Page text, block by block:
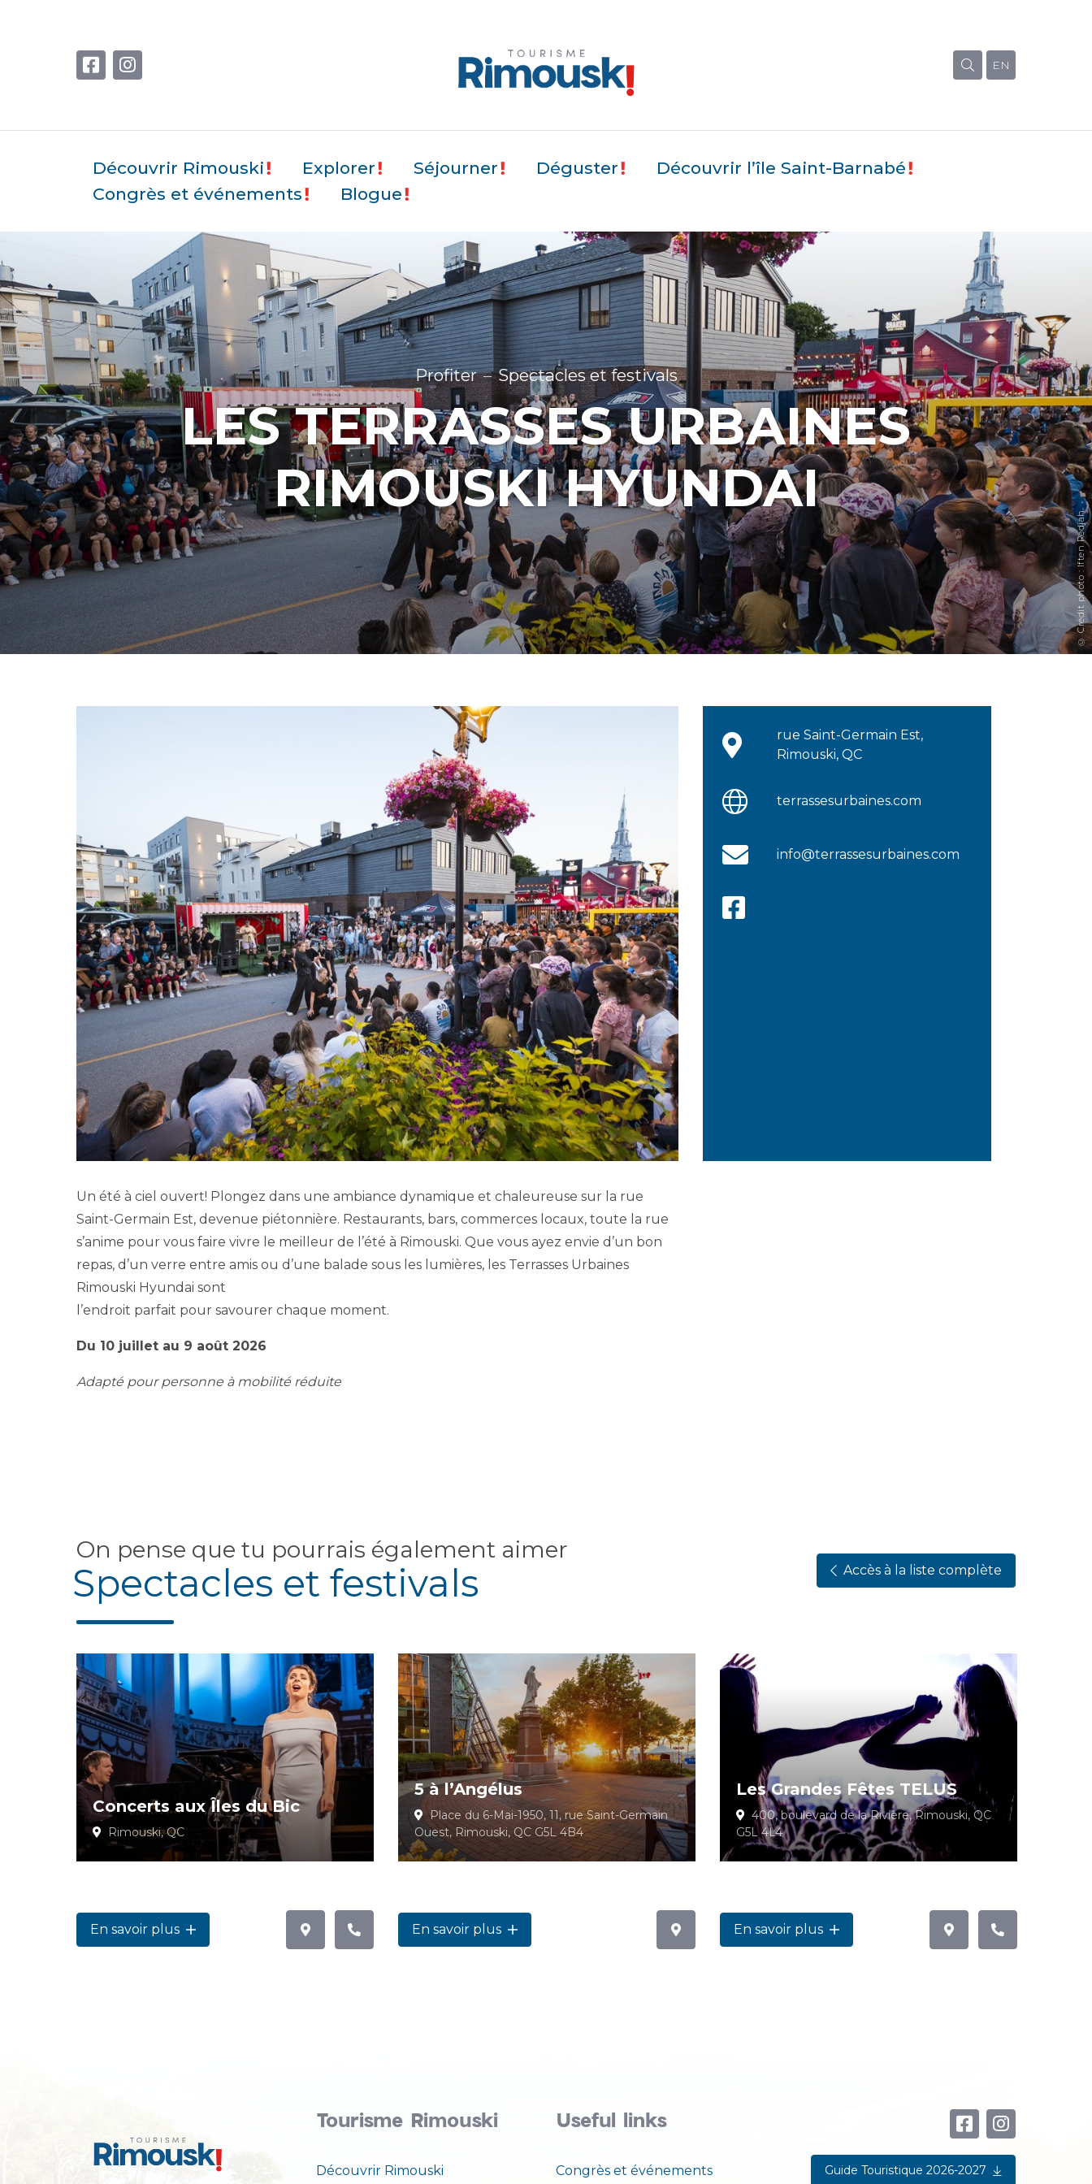
EN
Découvrir Rimouski Explorer Séjourner Déguster
Découvrir l’île Saint-Barnabé
Congrès et événements
Blogue
Profiter Spectacles et festivals
LES TERRASSES URBAINES
RIMOUSKI HYUNDAI
© Crédit photo : Iften Redjah
Un été à ciel ouvert! Plongez dans une ambiance dynamique et chaleureuse sur la rue
Saint-Germain Est, devenue piétonnière. Restaurants, bars, commerces locaux, toute la rue
s’anime pour vous faire vivre le meilleur de l’été à Rimouski. Que vous ayez envie d’un bon
repas, d’un verre entre amis ou d’une balade sous les lumières, les Terrasses Urbaines
Rimouski Hyundai sont
l’endroit parfait pour savourer chaque moment.
Du 10 juillet au 9 août 2026
Adapté pour personne à mobilité réduite
rue Saint-Germain Est,
Rimouski, QC
terrassesurbaines.com
info@terrassesurbaines.com
On pense que tu pourrais également aimer
Spectacles et festivals Accès à la liste complète
Concerts aux Îles du Bic
Rimouski, QC
En savoir plus
5 à l’Angélus
Place du 6-Mai-1950, 11, rue Saint-Germain
Ouest, Rimouski, QC G5L 4B4
En savoir plus
Les Grandes Fêtes TELUS
400, boulevard de la Rivière, Rimouski, QC
G5L 4L4
En savoir plus
Tourisme Rimouski
Découvrir Rimouski
Useful links
Congrès et événements Guide Touristique 2026-2027